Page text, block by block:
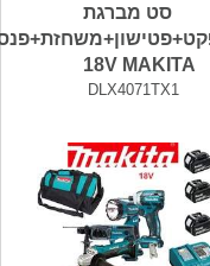
סט מברגת
18V MAKITA
DLX4071TX1